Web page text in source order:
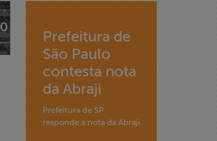
Prefeitura de
São Paulo
contesta nota
da Abraji
Prefeitura de SP
responde a nota da Abraji